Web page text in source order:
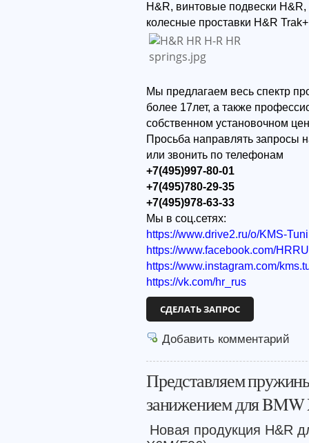
H&R, винтовые подвески
колесные проставки H&R
Мы предлагаем весь спектр
более 17лет, а также
собственном установочном
Просьба направлять запросы
или звонить по телефонам
+7(495)997-80-01
+7(495)780-29-35
+7(495)978-63-33
Мы в соц.сетях:
https://www.drive2.ru/o/KMS-
https://www.facebook.com/
https://www.instagram.com/
https://vk.com/hr_rus
СДЕЛАТЬ ЗАПРОС
Добавить комментарий
Представляем
занижением для
Новая продукция H&R